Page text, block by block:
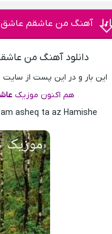
آهنگ من عاشقم عاشق
دانلود آهنگ من
این بار و در این پست از سایت
هم اکنون موزیک
asheq ta az Hamishe